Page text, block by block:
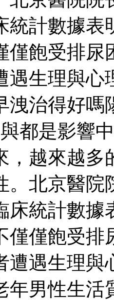
統計數據表
僅飽受排尿
遇生理與
洩治得好
與都是影響
，越來越多
。北京醫
床統計數據
僅僅飽受
遭遇生理
年男性生活